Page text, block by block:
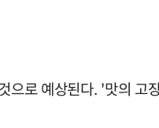
으로 예상된다. '맛의 고